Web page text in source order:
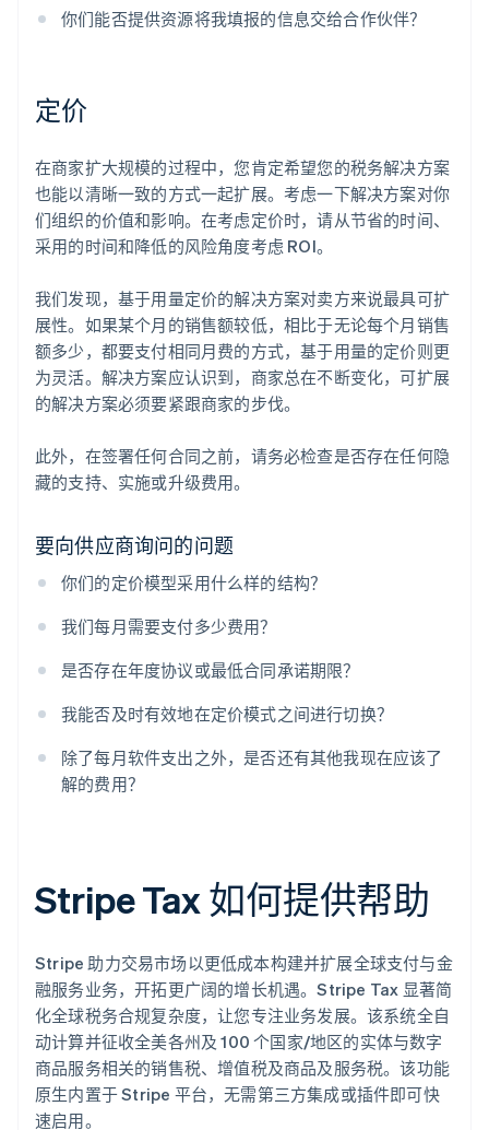
你们能否提供资源将我填报的信息交给合作伙伴？
定价
在商家扩大规模的过程中，您肯定希望您的税务解决方案
也能以清晰一致的方式一起扩展。考虑一下解决方案对你
们组织的价值和影响。在考虑定价时，请从节省的时间、
采用的时间和降低的风险角度考虑 ROI。
我们发现，基于用量定价的解决方案对卖方来说最具可扩
展性。如果某个月的销售额较低，相比于无论每个月销售
额多少，都要支付相同月费的方式，基于用量的定价则更
为灵活。解决方案应认识到，商家总在不断变化，可扩展
的解决方案必须要紧跟商家的步伐。
此外，在签署任何合同之前，请务必检查是否存在任何隐
藏的支持、实施或升级费用。
要向供应商询问的问题
你们的定价模型采用什么样的结构？
我们每月需要支付多少费用？
是否存在年度协议或最低合同承诺期限？
我能否及时有效地在定价模式之间进行切换？
除了每月软件支出之外，是否还有其他我现在应该了
解的费用？
Stripe Tax 如何提供帮助
Stripe 助力交易市场以更低成本构建并扩展全球支付与金
融服务业务，开拓更广阔的增长机遇。Stripe Tax 显著简
化全球税务合规复杂度，让您专注业务发展。该系统全自
动计算并征收全美各州及 100 个国家/地区的实体与数字
商品服务相关的销售税、增值税及商品及服务税。该功能
原生内置于 Stripe 平台，无需第三方集成或插件即可快
速启用。
爱尔兰
English
English
奥地利
DeutschEnglish
澳大利亚
English
巴西
PortuguêsEnglish
保加利亚